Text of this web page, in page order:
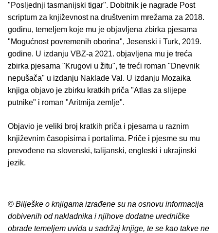
"Posljednji tasmanijski tigar". Dobitnik je nagrade Post
scriptum za književnost na društvenim mrežama za 2018.
godinu, temeljem koje mu je objavljena zbirka pjesama
"Mogućnost povremenih oborina", Jesenski i Turk, 2019.
godine. U izdanju VBZ-a 2021. objavljena mu je treća
zbirka pjesama "Krugovi u žitu", te treći roman "Dnevnik
nepušača" u izdanju Naklade Val. U izdanju Mozaika
knjiga objavo je zbirku kratkih priča "Atlas za slijepe
putnike" i roman "Aritmija zemlje".
Objavio je veliki broj kratkih priča i pjesama u raznim
književnim časopisima i portalima. Priče i pjesme su mu
prevođene na slovenski, talijanski, engleski i ukrajinski
jezik.
© Bilješke o knjigama izrađene su na osnovu informacija
dobivenih od nakladnika i njihove dodatne uredničke
obrade temeljem uvida u sadržaj knjige, te se kao takve ne